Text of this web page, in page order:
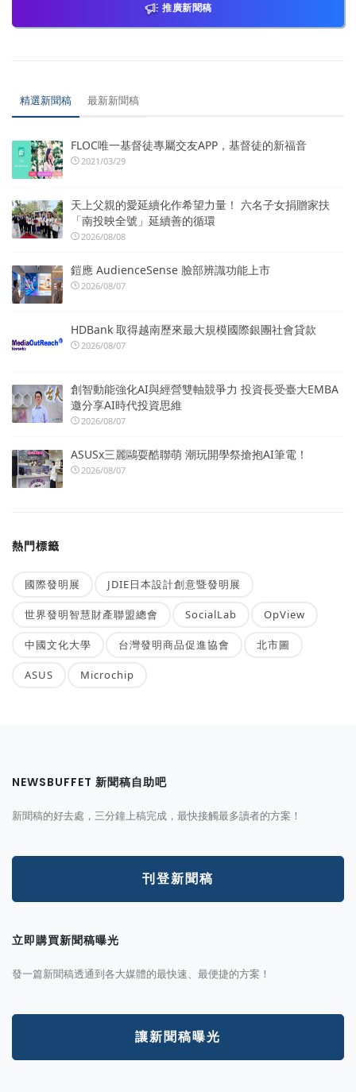
推廣新聞稿
精選新聞稿 最新新聞稿
FLOC唯一基督徒專屬交友APP，基督徒的新福音
2021/03/29
天上父親的愛延續化作希望力量！ 六名子女捐贈家扶
「南投映全號」延續善的循環
2026/08/08
鎧應 AudienceSense 臉部辨識功能上市
2026/08/07
HDBank 取得越南歷來最大規模國際銀團社會貸款
2026/08/07
創智動能強化AI與經營雙軸競爭力 投資長受臺大EMBA
邀分享AI時代投資思維
2026/08/07
ASUSx三麗鷗耍酷聯萌 潮玩開學祭搶抱AI筆電！
2026/08/07
熱門標籤
國際發明展 JDIE日本設計創意暨發明展
世界發明智慧財產聯盟總會 SocialLab OpView
中國文化大學 台灣發明商品促進協會 北市圖
ASUS Microchip
NEWSBUFFET 新聞稿自助吧
新聞稿的好去處，三分鐘上稿完成，最快接觸最多讀者的方案！
刊登新聞稿
立即購買新聞稿曝光
發一篇新聞稿透通到各大媒體的最快速、最便捷的方案！
讓新聞稿曝光